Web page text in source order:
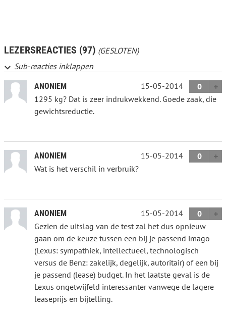
LEZERSREACTIES (97) (GESLOTEN)
Sub-reacties inklappen
ANONIEM 15-05-2014
0
1295 kg? Dat is zeer indrukwekkend. Goede zaak, die
gewichtsreductie.
ANONIEM 15-05-2014
0
Wat is het verschil in verbruik?
ANONIEM 15-05-2014
0
Gezien de uitslag van de test zal het dus opnieuw
gaan om de keuze tussen een bij je passend imago
(Lexus: sympathiek, intellectueel, technologisch
versus de Benz: zakelijk, degelijk, autoritair) of een bij
je passend (lease) budget. In het laatste geval is de
Lexus ongetwijfeld interessanter vanwege de lagere
leaseprijs en bijtelling.